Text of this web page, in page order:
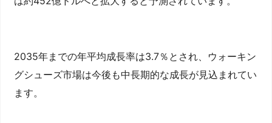
2035年までの年平均成長率は3.7％とされ、ウォーキン
グシューズ市場は今後も中長期的な成長が見込まれてい
ます。